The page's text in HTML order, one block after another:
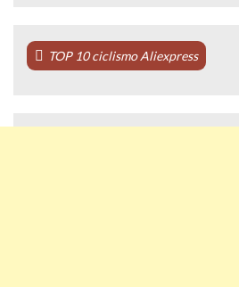
TOP 10 ciclismo Aliexpress